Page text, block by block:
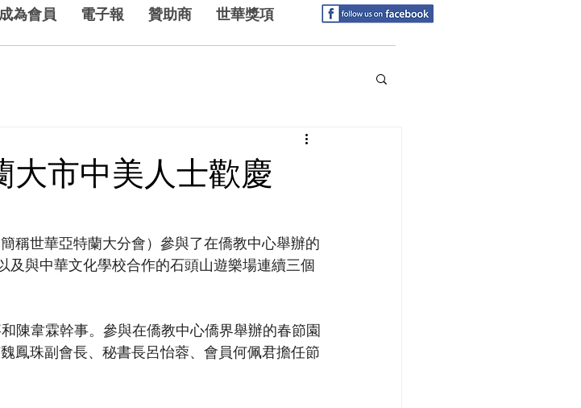
成為會員 電子報 贊助商 世華獎項
大市中美人士歡慶
稱世華亞特蘭大分會）參與了在僑教中心舉辦的
及與中華文化學校合作的石頭山遊樂場連續三個
陳韋霖幹事。參與在僑教中心僑界舉辦的春節園
鳳珠副會長、秘書長呂怡蓉、會員何佩君擔任節